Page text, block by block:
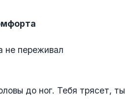
не переживал
до ног. Тебя трясет, ты